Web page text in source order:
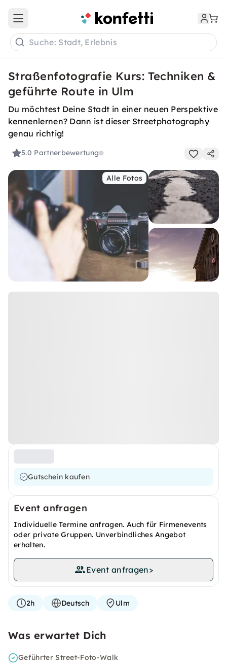
Open main menu
Suche: Stadt, Erlebnis
Straßenfotografie Kurs: Techniken &
geführte Route in Ulm
Du möchtest Deine Stadt in einer neuen Perspektive
kennenlernen? Dann ist dieser Streetphotography
genau richtig!
5.0 Partnerbewertung
Alle Fotos
Gutschein kaufen
Event anfragen
Individuelle Termine anfragen. Auch für Firmenevents
oder private Gruppen. Unverbindliches Angebot
erhalten.
Event anfragen>
2h Deutsch Ulm
Was erwartet Dich
Geführter Street-Foto-Walk